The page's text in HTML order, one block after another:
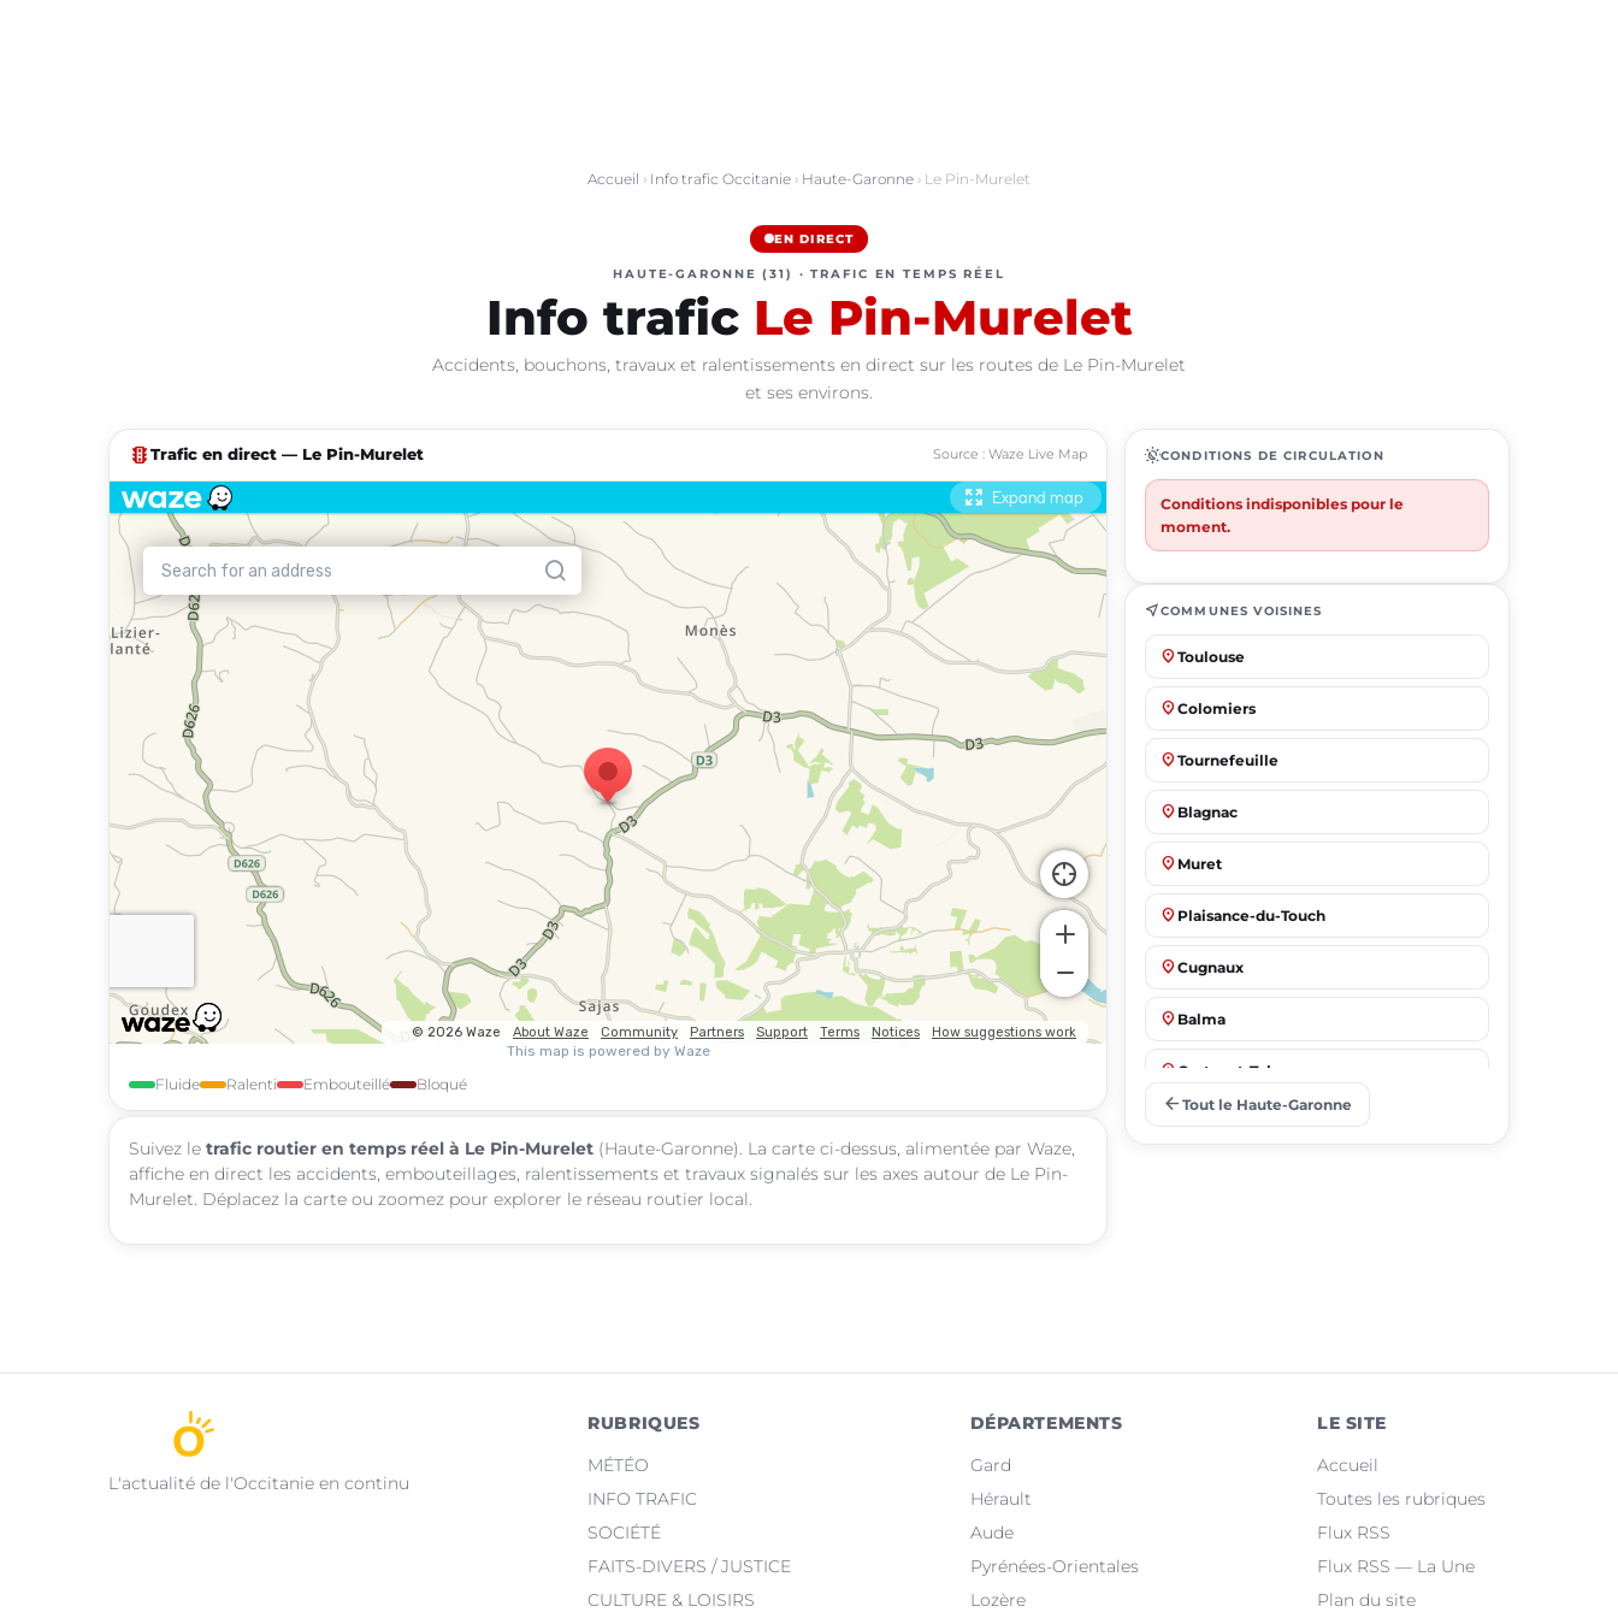
Accueil › Info trafic Occitanie › Haute-Garonne › Le Pin-Murelet
EN DIRECT
HAUTE-GARONNE (31) · TRAFIC EN TEMPS RÉEL
Info trafic Le Pin-Murelet
Accidents, bouchons, travaux et ralentissements en direct sur les routes de Le Pin-Murelet
et ses environs.
traffic Trafic en direct — Le Pin-Murelet Source : Waze Live Map
Fluide Ralenti Embouteillé Bloqué
Suivez le trafic routier en temps réel à Le Pin-Murelet (Haute-Garonne). La carte ci-dessus, alimentée par Waze,
affiche en direct les accidents, embouteillages, ralentissements et travaux signalés sur les axes autour de Le Pin-
Murelet. Déplacez la carte ou zoomez pour explorer le réseau routier local.
routineCONDITIONS DE CIRCULATION
Conditions indisponibles pour le
moment.
near_meCOMMUNES VOISINES
place Toulouse
place Colomiers
place Tournefeuille
place Blagnac
place Muret
place Plaisance-du-Touch
place Cugnaux
place Balma
place Castanet-Tolosan
arrow_back Tout le Haute-Garonne
L'actualité de l'Occitanie en continu
RUBRIQUES
MÉTÉO
INFO TRAFIC
SOCIÉTÉ
FAITS-DIVERS / JUSTICE
CULTURE & LOISIRS
DÉPARTEMENTS
Gard
Hérault
Aude
Pyrénées-Orientales
Lozère
LE SITE
Accueil
Toutes les rubriques
Flux RSS
Flux RSS — La Une
Plan du site